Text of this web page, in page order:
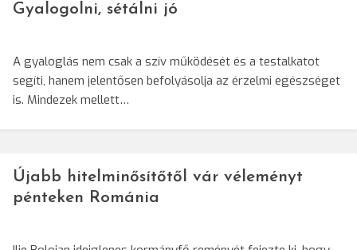
Gyalogolni, sétálni jó
A gyaloglás nem csak a szív működését és a testalkatot
segíti, hanem jelentősen befolyásolja az érzelmi egészséget
is. Mindezek mellett…
Újabb hitelminősítőtől vár véleményt
pénteken Románia